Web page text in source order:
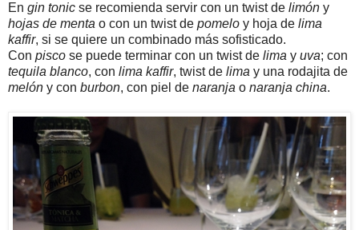
En gin tonic se recomienda servir con un twist de limón y
hojas de menta o con un twist de pomelo y hoja de lima
kaffir, si se quiere un combinado más sofisticado.
Con pisco se puede terminar con un twist de lima y uva; con
tequila blanco, con lima kaffir, twist de lima y una rodajita de
melón y con burbon, con piel de naranja o naranja china.